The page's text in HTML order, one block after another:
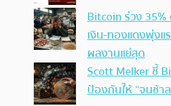
Bitcoin ร่วง
เงิน-ทองแดงพุ่ง
ผลงานแย่สุด
Scott Melker ชี้
ป้องกันให้ “จนช้า